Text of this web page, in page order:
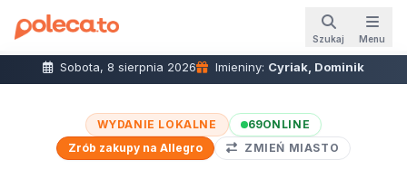
Szukaj Menu
Sobota, 8 sierpnia 2026 Imieniny: Cyriak, Dominik
WYDANIE LOKALNE 69ONLINE
Zrób zakupy na Allegro
ZMIEŃ MIASTO